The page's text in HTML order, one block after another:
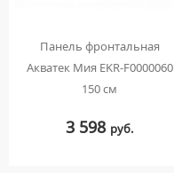
Панель фронтальная
Акватек Мия EKR-F0000060
150 см
3 598 руб.